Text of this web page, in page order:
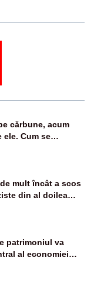
cărbune, acum
ele. Cum se
energetică
mult încât a scos
din al doilea
patrimoniul va
al economiei